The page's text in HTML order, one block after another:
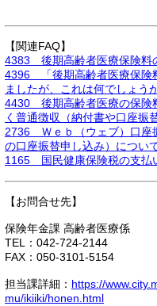
【関連FAQ】
4383 後期高齢者医療保険料
4396 「後期高齢者医療保険
ましたが、これは何でしょうか
4430 後期高齢者医療の保険
く普通徴収（納付書や口座振
2736 Ｗｅｂ（ウェブ）口座
の口座振替申し込み）につい
1165 国民健康保険税の支払
【お問合せ先】
保険年金課 高齢者医療係
TEL：042-724-2144
FAX：050-3101-5154
担当課詳細： https://
mu/ikiiki/honen.html